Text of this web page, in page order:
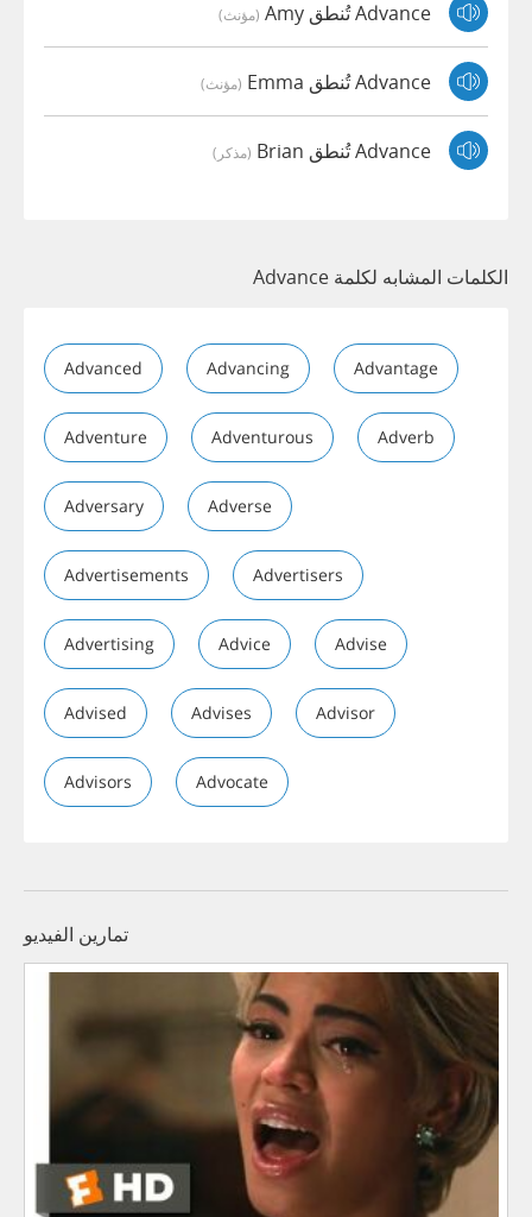
Advance تُنطق Amy (مؤنث)
Advance تُنطق Emma (مؤنث)
Advance تُنطق Brian (مذكر)
الكلمات المشابه لكلمة Advance
Advanced Advancing Advantage
Adventure Adventurous Adverb
Adversary Adverse
Advertisements Advertisers
Advertising Advice Advise
Advised Advises Advisor
Advisors Advocate
تمارين الفيديو